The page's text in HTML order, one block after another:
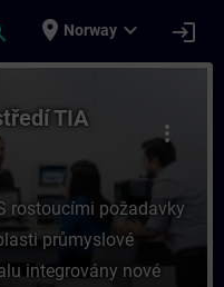
place Norway expand_more login
v prostředí TIA
more_vert
TIA
rostoucími požadavky
průmyslové
integrovány nové